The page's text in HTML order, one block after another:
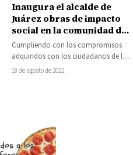
Inaugura el alcalde de
Juárez obras de impacto
social en la comunidad de
El Aguaje
Cumpliendo con los compromisos
adquiridos con los ciudadanos de las
comunidades del interior del
18 de agosto de 2022